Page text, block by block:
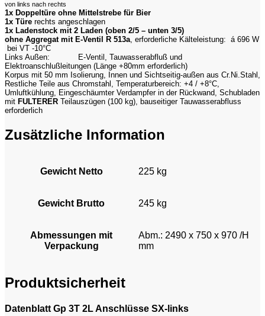
von links nach rechts
1x Doppeltüre ohne Mittelstrebe für Bier
1x Türe rechts angeschlagen
1x Ladenstock mit 2 Laden (oben 2/5 – unten 3/5)
ohne Aggregat mit E-Ventil R 513a, erforderliche Kälteleistung: á 696 W
bei VT -10°C
Links Außen:
E-Ventil, Tauwasserabfluß und
Elektroanschlußleitungen (Länge +80mm erforderlich)
Korpus mit 50 mm Isolierung, Innen und Sichtseitig-außen aus Cr.Ni.Stahl,
Restliche Teile aus Chromstahl, Temperaturbereich: +4 / +8°C,
Umluftkühlung, Eingeschäumter Verdampfer in der Rückwand, Schubladen
mit FULTERER Teilauszügen (100 kg), bauseitiger Tauwasserabfluss
erforderlich
Zusätzliche Information
Gewicht Netto 225 kg
Gewicht Brutto 245 kg
Abmessungen mit
Verpackung
Abm.: 2490 x 750 x 970 /H
mm
Produktsicherheit
Datenblatt Gp 3T 2L Anschlüsse SX-links